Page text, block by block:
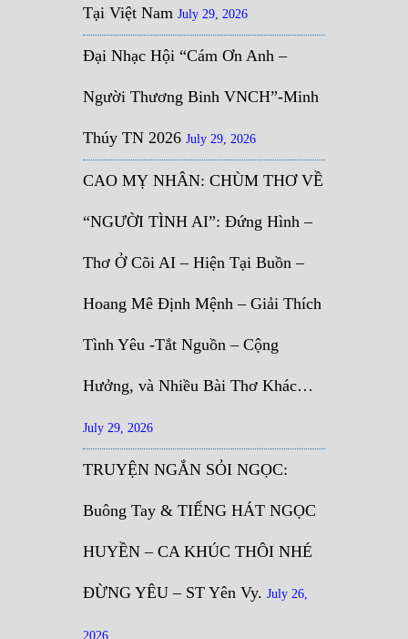
Tại Việt Nam July 29, 2026
Đại Nhạc Hội “Cám Ơn Anh –
Người Thương Binh VNCH”-Minh
Thúy TN 2026 July 29, 2026
CAO MỴ NHÂN: CHÙM THƠ VỀ
“NGƯỜI TÌNH AI”: Đứng Hình –
Thơ Ở Cõi AI – Hiện Tại Buồn –
Hoang Mê Định Mệnh – Giải Thích
Tình Yêu -Tắt Nguồn – Cộng
Hưởng, và Nhiều Bài Thơ Khác…
July 29, 2026
TRUYỆN NGẮN SỎI NGỌC:
Buông Tay & TIẾNG HÁT NGỌC
HUYỀN – CA KHÚC THÔI NHÉ
ĐỪNG YÊU – ST Yên Vy. July 26,
2026